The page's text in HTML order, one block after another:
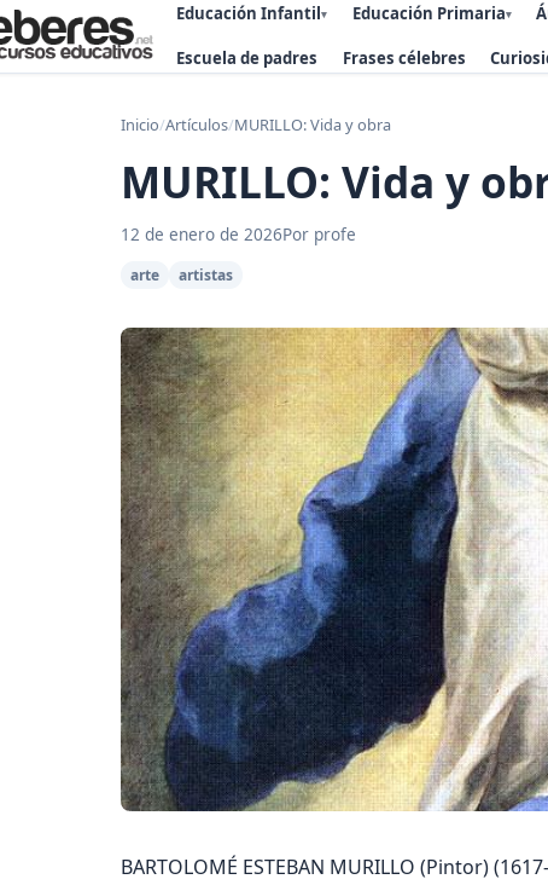
Educación Infantil▾ Educación Primaria▾
Escuela de padres Frases célebres
Inicio/Artículos/MURILLO: Vida y obra
MURILLO: Vida y
12 de enero de 2026Por profe
arte artistas
BARTOLOMÉ ESTEBAN MURILLO (Pintor)